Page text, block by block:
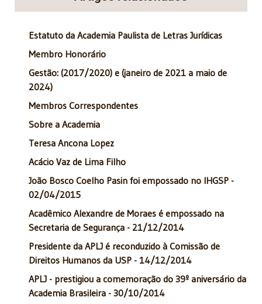
Estatuto da Academia Paulista de Letras Jurídicas
Membro Honorário
Gestão: (2017/2020) e (janeiro de 2021 a maio de
2024)
Membros Correspondentes
Sobre a Academia
Teresa Ancona Lopez
Acácio Vaz de Lima Filho
João Bosco Coelho Pasin foi empossado no IHGSP -
02/04/2015
Acadêmico Alexandre de Moraes é empossado na
Secretaria de Segurança - 21/12/2014
Presidente da APLJ é reconduzido à Comissão de
Direitos Humanos da USP - 14/12/2014
APLJ - prestigiou a comemoração do 39º aniversário da
Academia Brasileira - 30/10/2014